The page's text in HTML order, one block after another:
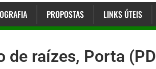
PROPOSTAS LINKS ÚTEIS
de raízes, Porta